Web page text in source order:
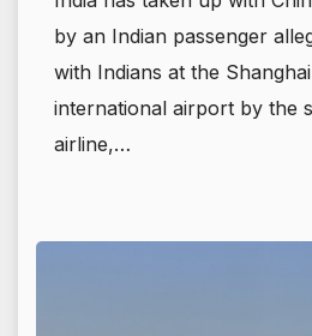
by an Indian passenger
with Indians at the
international airport by the
airline,…